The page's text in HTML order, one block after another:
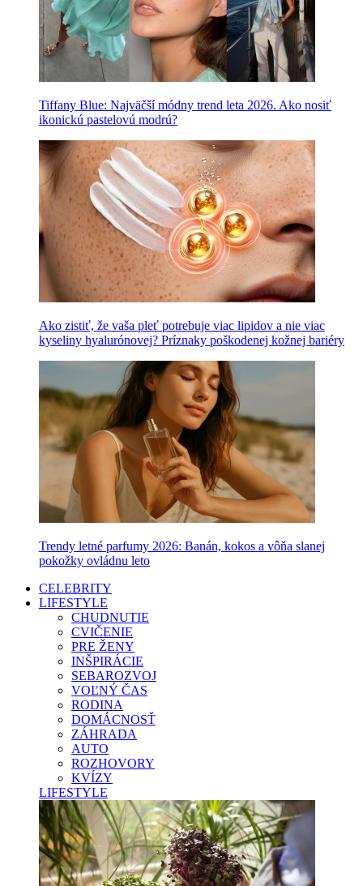
Tiffany Blue: Najväčší módny trend leta 2026. Ako nosiť
ikonickú pastelovú modrú?
Ako zistiť, že vaša pleť potrebuje viac lipidov a nie viac
kyseliny hyalurónovej? Príznaky poškodenej kožnej bariéry
Trendy letné parfumy 2026: Banán, kokos a vôňa slanej
pokožky ovládnu leto
CELEBRITY
LIFESTYLE
CHUDNUTIE
CVIČENIE
PRE ŽENY
INŠPIRÁCIE
SEBAROZVOJ
VOĽNÝ ČAS
RODINA
DOMÁCNOSŤ
ZÁHRADA
AUTO
ROZHOVORY
KVÍZY
LIFESTYLE